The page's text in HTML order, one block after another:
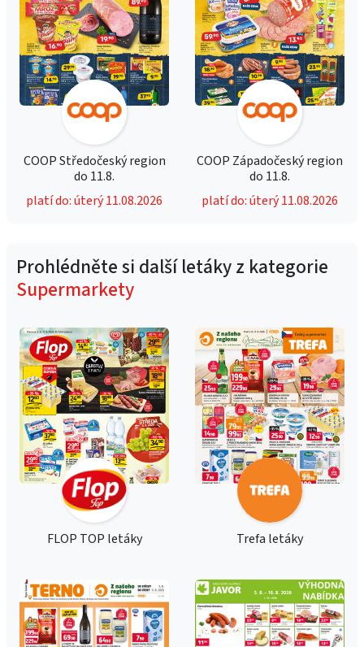
COOP Středočeský region
do 11.8.
platí do: úterý 11.08.2026
COOP Západočeský region
do 11.8.
platí do: úterý 11.08.2026
Prohlédněte si další letáky z kategorie
Supermarkety
FLOP TOP letáky Trefa letáky